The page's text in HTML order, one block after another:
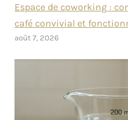
Espace de coworking :
café convivial et
août 7, 2026